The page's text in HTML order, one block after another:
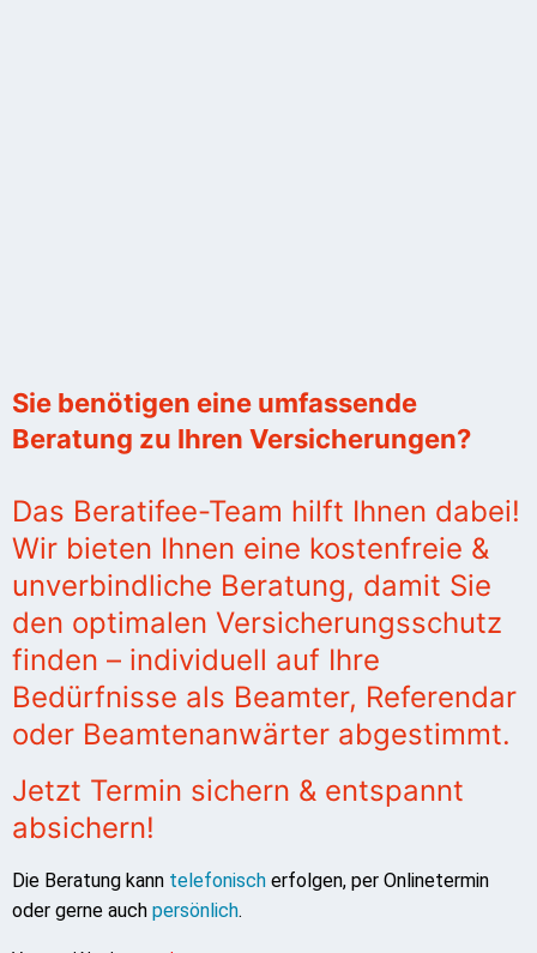
Sie benötigen eine umfassende
Beratung zu Ihren Versicherungen?
Das Beratifee-Team hilft Ihnen dabei!
Wir bieten Ihnen eine kostenfreie &
unverbindliche Beratung, damit Sie
den optimalen Versicherungsschutz
finden – individuell auf Ihre
Bedürfnisse als Beamter, Referendar
oder Beamtenanwärter abgestimmt.
Jetzt Termin sichern & entspannt
absichern!
Die Beratung kann telefonisch erfolgen, per Onlinetermin
oder gerne auch persönlich.